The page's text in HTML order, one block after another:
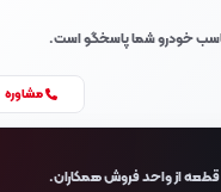
خودرو شما پاسخگو است.
مشاوره
از واحد فروش همکاران.